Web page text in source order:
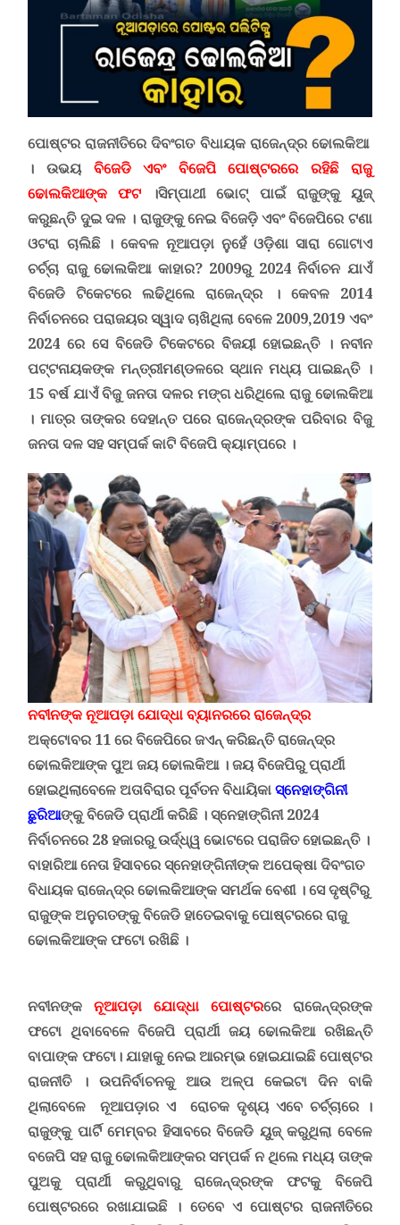
ପୋଷ୍ଟର ରାଜନୀତିରେ ଦିବଂଗତ ବିଧାୟକ ରାଜେନ୍ଦ୍ର ଢୋଲକିଆ
। ଉଭୟ ବିଜେଡି ଏବଂ ବିଜେପି ପୋଷ୍ଟରରେ ରହିଛି ରାଜୁ
ଢୋଲକିଆଙ୍କ ଫଟ ।ସିମ୍ପାଥୀ ଭୋଟ୍ ପାଇଁ ରାଜୁଙ୍କୁ ୟୁଜ୍
କରୁଛନ୍ତି ଦୁଇ ଦଳ । ରାଜୁଙ୍କୁ ନେଇ ବିଜେଡ଼ି ଏବଂ ବିଜେପିରେ ଟଣା
ଓଟରା ଚାଲିଛି । କେବଳ ନୂଆପଡ଼ା ନୁହେଁ ଓଡ଼ିଶା ସାରା ଗୋଟାଏ
ଚର୍ଚ୍ଚା ରାଜୁ ଢୋଲକିଆ କାହାର? 2009ରୁ 2024 ନିର୍ବାଚନ ଯାଏଁ
ବିଜେଡି ଟିକେଟରେ ଲଢିଥିଲେ ରାଜେନ୍ଦ୍ର । କେବଳ 2014
ନିର୍ବାଚନରେ ପରାଜୟର ସ୍ୱାଦ ଚାଖିଥିଲା ବେଳେ 2009,2019 ଏବଂ
2024 ରେ ସେ ବିଜେଡି ଟିକେଟରେ ବିଜୟୀ ହୋଇଛନ୍ତି । ନବୀନ
ପଟ୍ଟନାୟକଙ୍କ ମନ୍ତ୍ରୀମଣ୍ଡଳରେ ସ୍ଥାନ ମଧ୍ୟ ପାଇଛନ୍ତି ।
15 ବର୍ଷ ଯାଏଁ ବିଜୁ ଜନତା ଦଳର ମଙ୍ଗ ଧରିଥିଲେ ରାଜୁ ଢୋଲକିଆ
। ମାତ୍ର ତାଙ୍କର ଦେହାନ୍ତ ପରେ ରାଜେନ୍ଦ୍ରଙ୍କ ପରିବାର ବିଜୁ
ଜନତା ଦଳ ସହ ସମ୍ପର୍କ କାଟି ବିଜେପି କ୍ୟାମ୍ପରେ ।
ନବୀନଙ୍କ ନୂଆପଡ଼ା ଯୋଦ୍ଧା ବ୍ୟାନରରେ ରାଜେନ୍ଦ୍ର
ଅକ୍ଟୋବର 11 ରେ ବିଜେପିରେ ଜଏନ୍ କରିଛନ୍ତି ରାଜେନ୍ଦ୍ର
ଢୋଲକିଆଙ୍କ ପୁଅ ଜୟ ଢୋଲକିଆ । ଜୟ ବିଜେପିରୁ ପ୍ରାର୍ଥୀ
ହୋଇଥିଲାବେଳେ ଅତାବିରାର ପୂର୍ବତନ ବିଧାୟିକାସ୍ନେହାଙ୍ଗିନୀ
ଛୁରିଆଙ୍କୁ ବିଜେଡି ପ୍ରାର୍ଥୀ କରିଛି । ସ୍ନେହାଙ୍ଗିନୀ 2024
ନିର୍ବାଚନରେ 28 ହଜାରରୁ ଉର୍ଦ୍ଧ୍ୱ ଭୋଟରେ ପରାଜିତ ହୋଇଛନ୍ତି ।
ବାହାରିଆ ନେତା ହିସାବରେ ସ୍ନେହାଙ୍ଗିନୀଙ୍କ ଅପେକ୍ଷା ଦିବଂଗତ
ବିଧାୟକ ରାଜେନ୍ଦ୍ର ଢୋଲକିଆଙ୍କ ସମର୍ଥକ ବେଶୀ । ସେ ଦୃଷ୍ଟିରୁ
ରାଜୁଙ୍କ ଅନୁଗତଙ୍କୁ ବିଜେଡି ହାତେଇବାକୁ ପୋଷ୍ଟରରେ ରାଜୁ
ଢୋଲକିଆଙ୍କ ଫଟୋ ରଖିଛି ।
ନବୀନଙ୍କନୂଆପଡ଼ା ଯୋଦ୍ଧା ପୋଷ୍ଟରରେ ରାଜେନ୍ଦ୍ରଙ୍କ
ଫଟୋ ଥିବାବେଳେ ବିଜେପି ପ୍ରାର୍ଥୀ ଜୟ ଢୋଲକିଆ ରଖିଛନ୍ତି
ବାପାଙ୍କ ଫଟୋ। ଯାହାକୁ ନେଇ ଆରମ୍ଭ ହୋଇଯାଇଛି ପୋଷ୍ଟର
ରାଜନୀତି ।
ଉପନିର୍ବାଚନକୁ ଆଉ ଅଳ୍ପ କେଇଟା ଦିନ ବାକି
ଥିଲାବେଳେ ନୂଆପଡ଼ାର ଏ ରୋଚକ ଦୃଶ୍ୟ ଏବେ ଚର୍ଚ୍ଚାରେ ।
ରାଜୁଙ୍କୁ ପାର୍ଟି ମେମ୍ବର ହିସାବରେ ବିଜେଡି ୟୁଜ୍ କରୁଥିଲା ବେଳେ
ବଜେପି ସହ ରାଜୁ ଢୋଲକିଆଙ୍କର ସମ୍ପର୍କ ନ ଥିଲେ ମଧ୍ୟ ତାଙ୍କ
ପୁଅକୁ ପ୍ରାର୍ଥୀ କରୁଥିବାରୁ ରାଜେନ୍ଦ୍ରଙ୍କ ଫଟକୁ ବିଜେପି
ପୋଷ୍ଟରରେ ରଖାଯାଇଛି । ତେବେ ଏ ପୋଷ୍ଟର ରାଜନୀତିରେ